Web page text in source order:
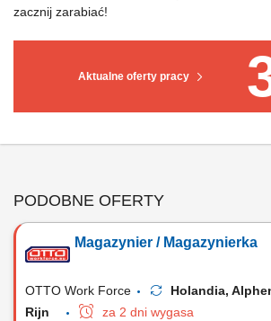
Aktualne oferty pracy
zacznij zarabiać!
PODOBNE OFERTY
Magazynier / Magazynierka
OTTO Work Force
Holandia,
Rijn
za 2 dni wygasa